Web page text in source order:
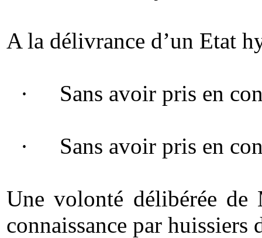
A la délivrance d’un Etat
· Sans avoir pris en
· Sans avoir pris en
Une volonté délibérée
connaissance par huissiers